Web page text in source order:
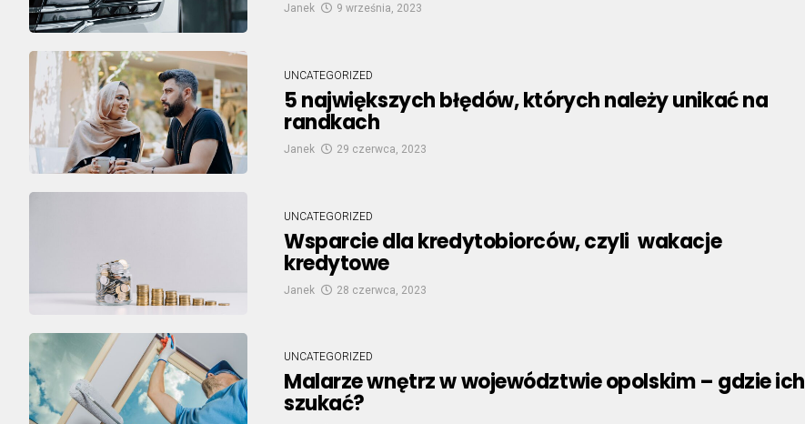
Janek 9 września, 2023
UNCATEGORIZED
5 największych błędów, których należy unikać na
randkach
Janek 29 czerwca, 2023
UNCATEGORIZED
Wsparcie dla kredytobiorców, czyli wakacje
kredytowe
Janek 28 czerwca, 2023
UNCATEGORIZED
Malarze wnętrz w województwie opolskim – gdzie ich
szukać?